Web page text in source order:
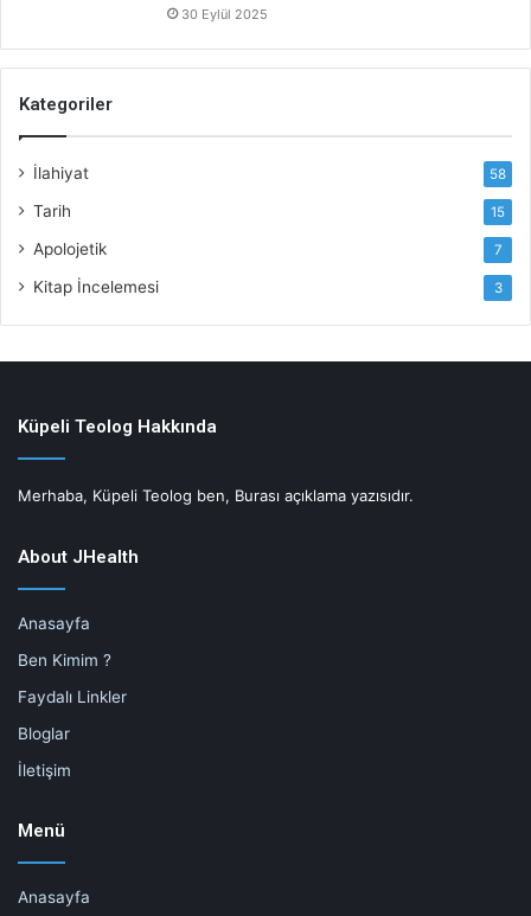
30 Eylül 2025
Kategoriler
İlahiyat 58
Tarih 15
Apolojetik 7
Kitap İncelemesi 3
Küpeli Teolog Hakkında
Merhaba, Küpeli Teolog ben, Burası açıklama yazısıdır.
About JHealth
Anasayfa
Ben Kimim ?
Faydalı Linkler
Bloglar
İletişim
Menü
Anasayfa